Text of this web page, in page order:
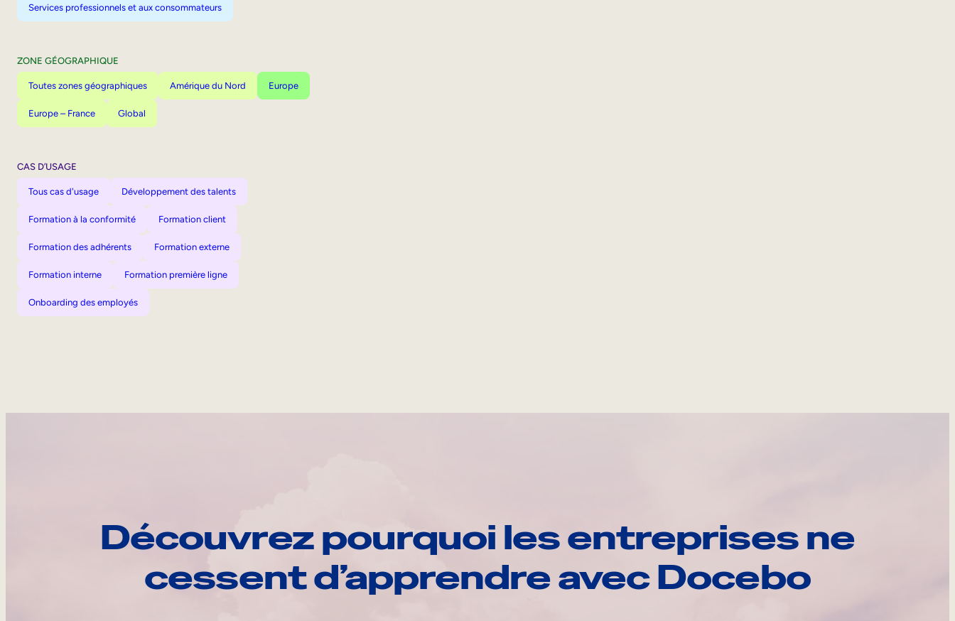
Services professionnels et aux consommateurs
ZONE GÉOGRAPHIQUE
Toutes zones géographiques Amérique du Nord Europe
Europe – France Global
CAS D’USAGE
Tous cas d'usage Développement des talents
Formation à la conformité Formation client
Formation des adhérents Formation externe
Formation interne Formation première ligne
Onboarding des employés
Découvrez pourquoi les entreprises ne
cessent d’apprendre avec Docebo